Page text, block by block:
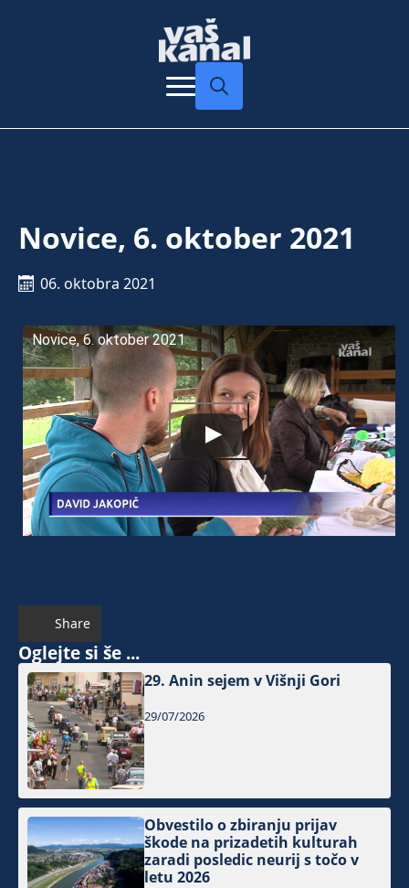
Novice, 6. oktober 2021
06. oktobra 2021
Novice, 6. oktober 2021
Share
Oglejte si še ...
29. Anin sejem v Višnji Gori
29/07/2026
Obvestilo o zbiranju prijav
škode na prizadetih kulturah
zaradi posledic neurij s točo v
letu 2026